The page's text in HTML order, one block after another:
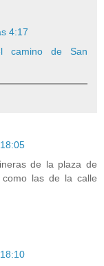
4:17
camino de San
de la plaza de
las de la calle